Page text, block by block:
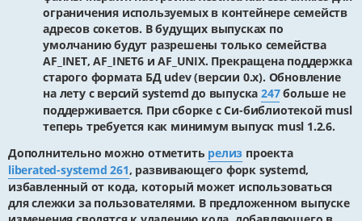
ограничения используемых в контейнере семейств
адресов сокетов. В будущих выпусках по
умолчанию будут разрешены только семейства
AF_INET, AF_INET6 и AF_UNIX. Прекращена поддержка
старого формата БД udev (версии 0.x). Обновление
на лету с версий systemd до выпуска 247больше не
поддерживается. При сборке с Си-библиотекой musl
теперь требуется как минимум выпуск musl 1.2.6.
Дополнительно можно отметить релиз проекта
liberated-systemd 261, развивающего форк systemd,
избавленный от кода, который может использоваться
для слежки за пользователями. В предложенном выпуске